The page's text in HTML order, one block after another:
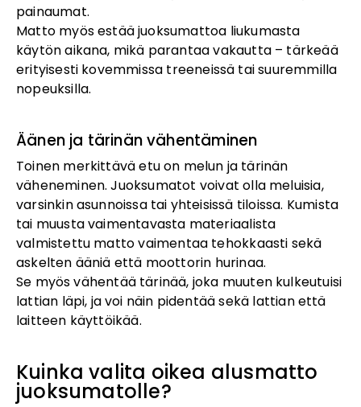
painaumat.
Matto myös estää juoksumattoa liukumasta
käytön aikana, mikä parantaa vakautta – tärkeää
erityisesti kovemmissa treeneissä tai suuremmilla
nopeuksilla.
Äänen ja tärinän vähentäminen
Toinen merkittävä etu on melun ja tärinän
väheneminen. Juoksumatot voivat olla meluisia,
varsinkin asunnoissa tai yhteisissä tiloissa. Kumista
tai muusta vaimentavasta materiaalista
valmistettu matto vaimentaa tehokkaasti sekä
askelten ääniä että moottorin hurinaa.
Se myös vähentää tärinää, joka muuten kulkeutuisi
lattian läpi, ja voi näin pidentää sekä lattian että
laitteen käyttöikää.
Kuinka valita oikea alusmatto
juoksumatolle?